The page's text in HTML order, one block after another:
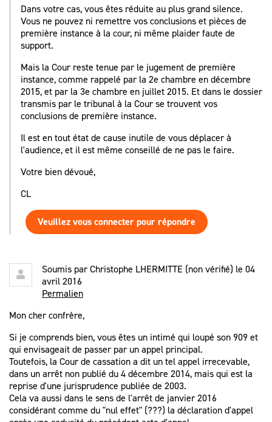
Dans votre cas, vous êtes réduite au plus grand silence.
Vous ne pouvez ni remettre vos conclusions et pièces de
première instance à la cour, ni même plaider faute de
support.
Mais la Cour reste tenue par le jugement de première
instance, comme rappelé par la 2e chambre en décembre
2015, et par la 3e chambre en juillet 2015. Et dans le dossier
transmis par le tribunal à la Cour se trouvent vos
conclusions de première instance.
Il est en tout état de cause inutile de vous déplacer à
l'audience, et il est même conseillé de ne pas le faire.
Votre bien dévoué,
CL
Veuillez vous connecter pour répondre
Soumis parChristophe LHERMITTE (non vérifié) le 04
avril 2016
Permalien
Mon cher confrère,
Si je comprends bien, vous êtes un intimé qui loupé son 909 et
qui envisageait de passer par un appel principal.
Toutefois, la Cour de cassation a dit un tel appel irrecevable,
dans un arrêt non publié du 4 décembre 2014, mais qui est la
reprise d'une jurisprudence publiée de 2003.
Cela va aussi dans le sens de l'arrêt de janvier 2016
considérant comme du "nul effet" (???) la déclaration d'appel